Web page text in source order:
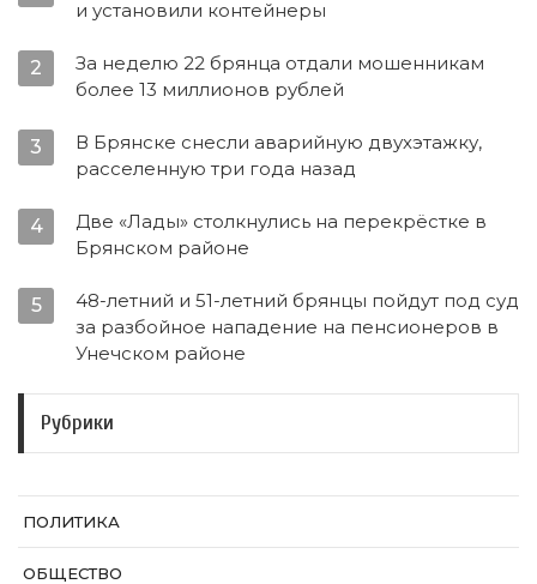
и установили контейнеры
2
За неделю 22 брянца отдали мошенникам
более 13 миллионов рублей
3
В Брянске снесли аварийную двухэтажку,
расселенную три года назад
4
Две «Лады» столкнулись на перекрёстке в
Брянском районе
5
48-летний и 51-летний брянцы пойдут под суд
за разбойное нападение на пенсионеров в
Унечском районе
Рубрики
ПОЛИТИКА
ОБЩЕСТВО